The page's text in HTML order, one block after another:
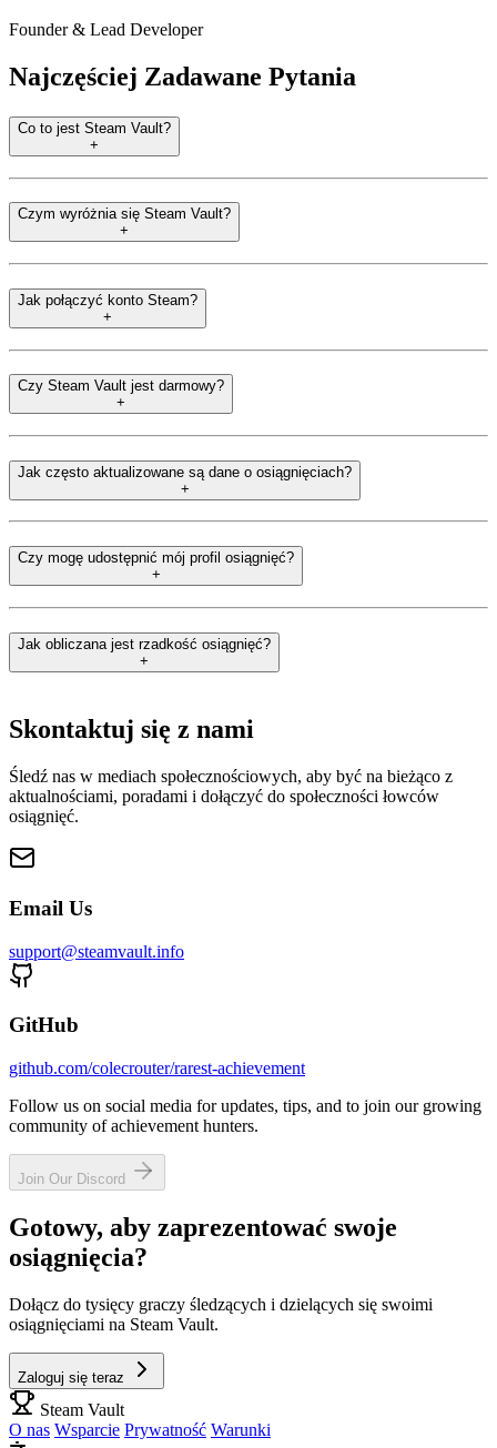
Founder & Lead Developer
Najczęściej Zadawane Pytania
Co to jest Steam Vault?
+
Czym wyróżnia się Steam Vault?
+
Jak połączyć konto Steam?
+
Czy Steam Vault jest darmowy?
+
Jak często aktualizowane są dane o osiągnięciach?
+
Czy mogę udostępnić mój profil osiągnięć?
+
Jak obliczana jest rzadkość osiągnięć?
+
Skontaktuj się z nami
Śledź nas w mediach społecznościowych, aby być na bieżąco z
aktualnościami, poradami i dołączyć do społeczności łowców
osiągnięć.
Email Us
support@steamvault.info
GitHub
github.com/colecrouter/rarest-achievement
Follow us on social media for updates, tips, and to join our growing
community of achievement hunters.
Join Our Discord
Gotowy, aby zaprezentować swoje
osiągnięcia?
Dołącz do tysięcy graczy śledzących i dzielących się swoimi
osiągnięciami na Steam Vault.
Zaloguj się teraz
Steam Vault
O nas Wsparcie Prywatność Warunki